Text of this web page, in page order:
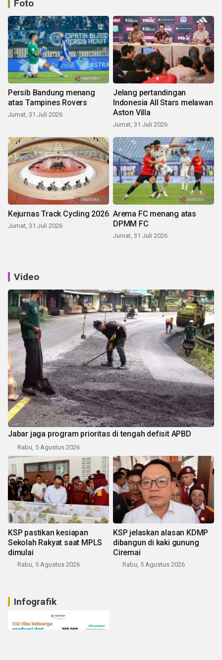
Foto
Persib Bandung menang
atas Tampines Rovers
Jumat, 31 Juli 2026
Jelang pertandingan
Indonesia All Stars melawan
Aston Villa
Jumat, 31 Juli 2026
Kejurnas Track Cycling 2026
Jumat, 31 Juli 2026
Arema FC menang atas
DPMM FC
Jumat, 31 Juli 2026
Video
Jabar jaga program prioritas di tengah defisit APBD
Rabu, 5 Agustus 2026
KSP pastikan kesiapan
Sekolah Rakyat saat MPLS
dimulai
Rabu, 5 Agustus 2026
KSP jelaskan alasan KDMP
dibangun di kaki gunung
Ciremai
Rabu, 5 Agustus 2026
Infografik